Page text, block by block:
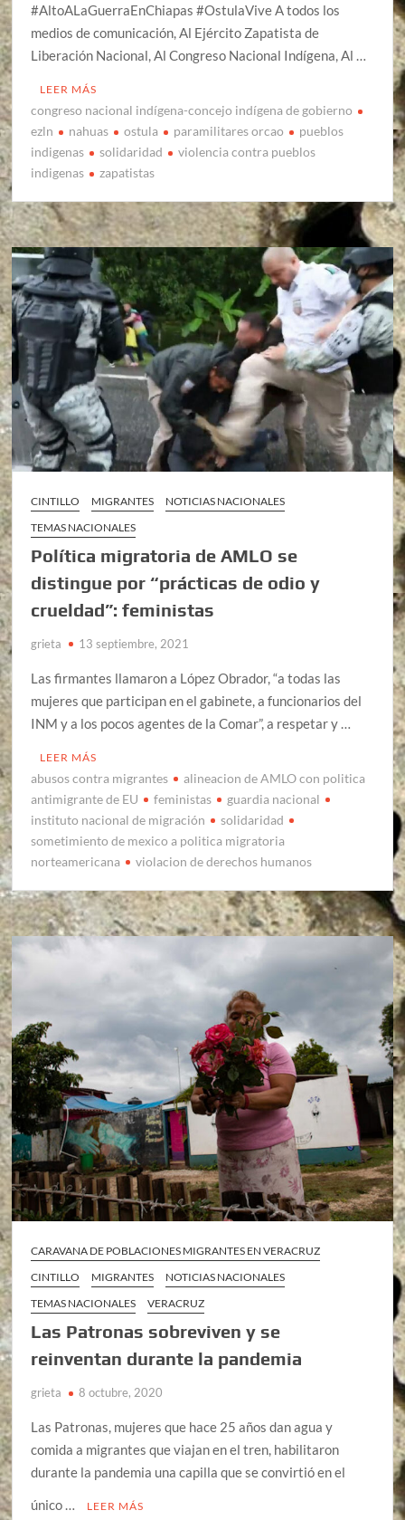
#AltoALaGuerraEnChiapas #OstulaVive A todos los
medios de comunicación, Al Ejército Zapatista de
Liberación Nacional, Al Congreso Nacional Indígena, Al …
LEER MÁS
congreso nacional indígena-concejo indígena de gobierno
ezln
nahuas ostula paramilitares orcao
pueblos
indigenas
solidaridad
violencia contra pueblos
indigenas
zapatistas
CINTILLO MIGRANTES
NOTICIAS NACIONALES
TEMAS NACIONALES
Política migratoria de AMLO se
distingue por “prácticas de odio y
crueldad”: feministas
grieta 13 septiembre, 2021
Las firmantes llamaron a López Obrador, “a todas las
mujeres que participan en el gabinete, a funcionarios del
INM y a los pocos agentes de la Comar”, a respetar y …
LEER MÁS
abusos contra migrantes
alineacion de AMLO con politica
antimigrante de EU
feministas
guardia nacional
instituto nacional de migración
solidaridad
sometimiento de mexico a politica migratoria
norteamericana
violacion de derechos humanos
CARAVANA DE POBLACIONES MIGRANTES EN VERACRUZ
CINTILLO
MIGRANTES
NOTICIAS NACIONALES
TEMAS NACIONALES
VERACRUZ
Las Patronas sobreviven y se
reinventan durante la pandemia
grieta 8 octubre, 2020
Las Patronas, mujeres que hace 25 años dan agua y
comida a migrantes que viajan en el tren, habilitaron
durante la pandemia una capilla que se convirtió en el
único …
LEER MÁS